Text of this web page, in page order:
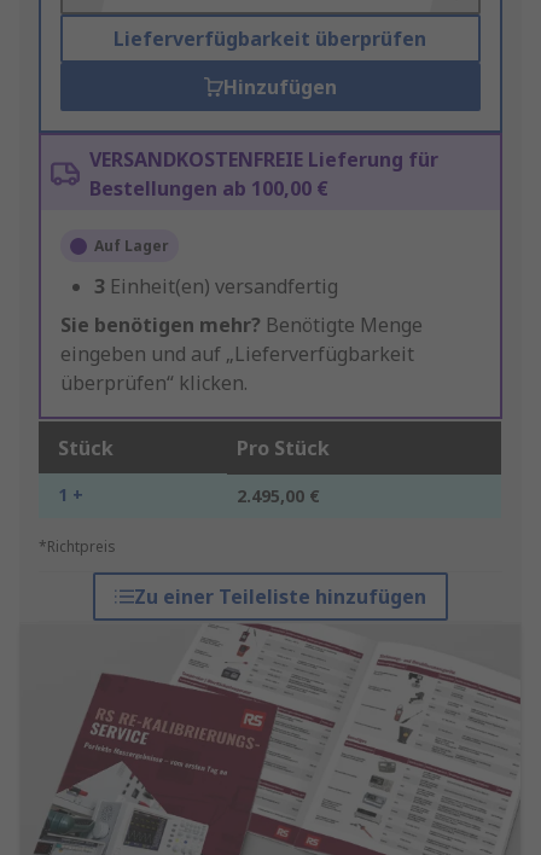
Lieferverfügbarkeit überprüfen
Hinzufügen
VERSANDKOSTENFREIE Lieferung für
Bestellungen ab 100,00 €
Auf Lager
3 Einheit(en) versandfertig
Sie benötigen mehr? Benötigte Menge
eingeben und auf „Lieferverfügbarkeit
überprüfen“ klicken.
Stück Pro Stück
1 + 2.495,00 €
*Richtpreis
Zu einer Teileliste hinzufügen